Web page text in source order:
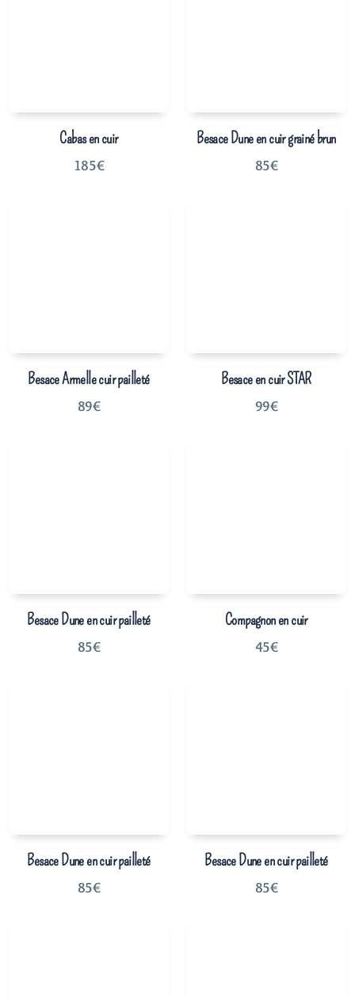
Cabas en cuir
185€
Besace Dune en cuir grainé brun
85€
Besace Armelle cuir pailleté
89€
Besace en cuir STAR
99€
Besace Dune en cuir pailleté
85€
Compagnon en cuir
45€
Besace Dune en cuir pailleté
85€
Besace Dune en cuir pailleté
85€